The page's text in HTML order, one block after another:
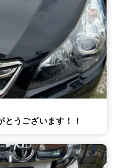
とうございます！！